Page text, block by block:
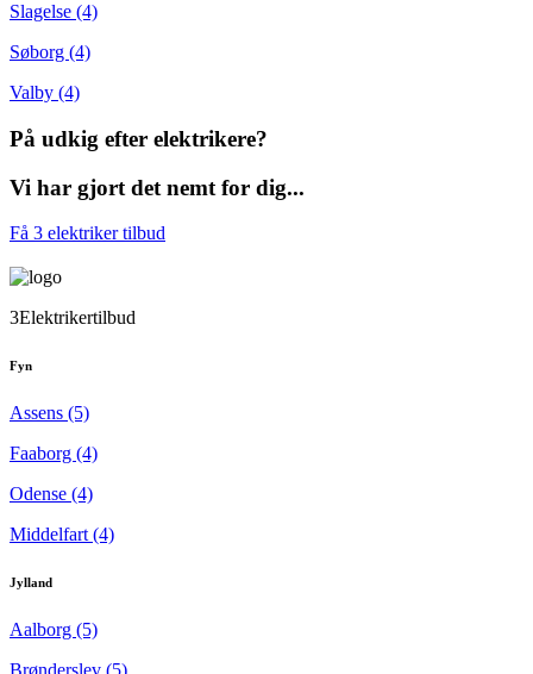
Slagelse (4)
Søborg (4)
Valby (4)
På udkig efter elektrikere?
Vi har gjort det nemt for dig...
Få 3 elektriker tilbud
3Elektrikertilbud
Fyn
Assens (5)
Faaborg (4)
Odense (4)
Middelfart (4)
Jylland
Aalborg (5)
Brønderslev (5)